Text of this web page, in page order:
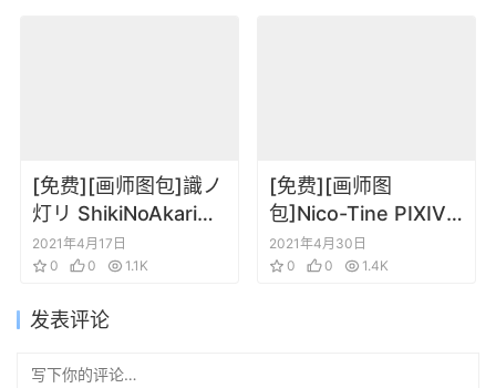
[免费][画师图包]識ノ
灯リ ShikiNoAkari
Pixiv 图包 202104
2021年4月17日
0
0 1.1K
[免费][画师图
包]Nico-Tine PIXIV
图片包 202004
2021年4月30日
0
0 1.4K
发表评论